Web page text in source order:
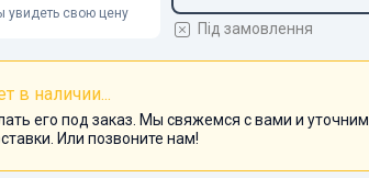
увидеть свою цену
Під замовлення
в наличии...
его под заказ. Мы свяжемся с вами и уточним
Или позвоните нам!